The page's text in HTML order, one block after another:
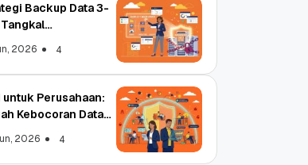
Backup Data 3-
2026 4
untuk Perusahaan:
Kebocoran Data
2026 4